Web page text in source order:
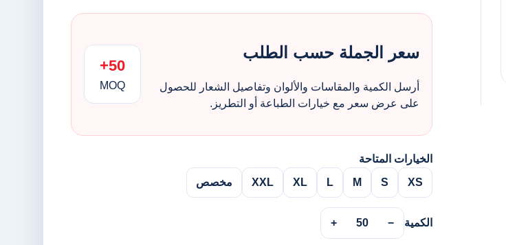
سعر الجملة حسب الطلب
أرسل الكمية والمقاسات والألوان وتفاصيل الشعار للحصول
على عرض سعر مع خيارات الطباعة أو التطريز.
50+
MOQ
الخيارات المتاحة
XS
S
M
L
XL
XXL مخصص
الكمية −
50
+